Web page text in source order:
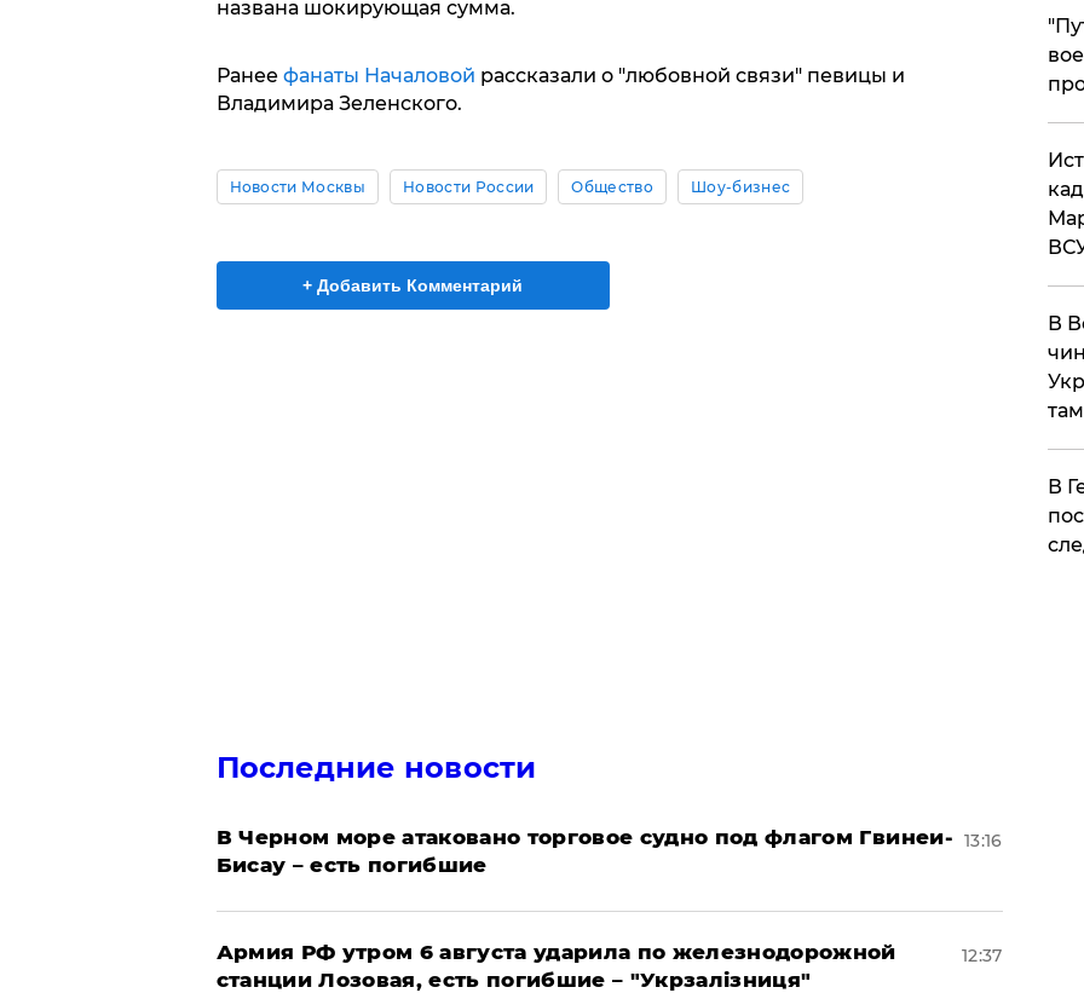
названа шокирующая сумма.
Ранеефанаты Началовой рассказали о "любовной связи" певицы и
Владимира Зеленского.
Новости Москвы Новости России Общество Шоу-бизнес
+ Добавить Комментарий
Последние новости
В Черном море атаковано торговое судно под флагом Гвинеи-
Бисау – есть погибшие
13:16
Армия РФ утром 6 августа ударила по железнодорожной
станции Лозовая, есть погибшие – "Укрзалізниця"
12:37
В
​В